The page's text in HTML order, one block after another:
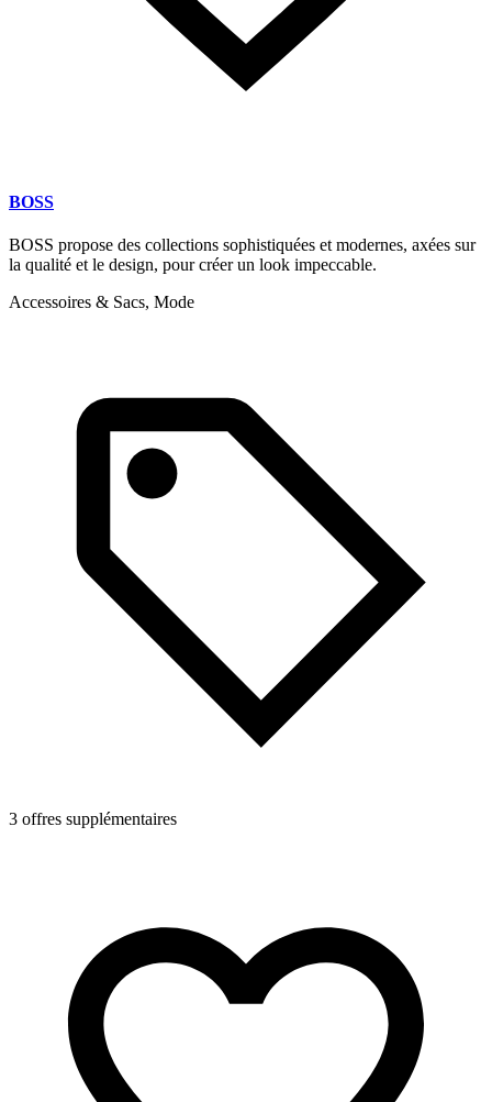
BOSS
BOSS propose des collections sophistiquées et modernes, axées sur
la qualité et le design, pour créer un look impeccable.
Accessoires & Sacs, Mode
3 offres supplémentaires